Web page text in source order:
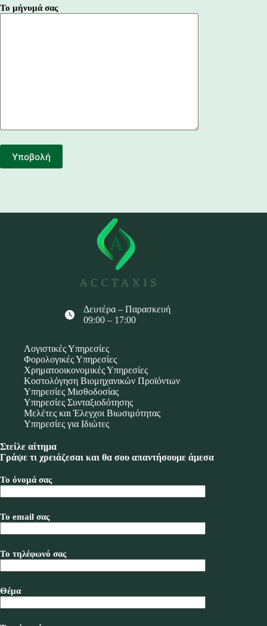
Το μήνυμά σας
Δευτέρα – Παρασκευή
09:00 – 17:00
Λογιστικές Υπηρεσίες
Φορολογικές Υπηρεσίες
Χρηματοοικονομικές Υπηρεσίες
Κοστολόγηση Βιομηχανικών Προϊόντων
Υπηρεσίες Μισθοδοσίας
Υπηρεσίες Συνταξιοδότησης
Μελέτες και Έλεγχοι Βιωσιμότητας
Υπηρεσίες για Ιδιώτες
Στείλε αίτημα
Γράψε τι χρειάζεσαι και θα σου απαντήσουμε άμεσα
Το όνομά σας
Το email σας
Το τηλέφωνό σας
Θέμα